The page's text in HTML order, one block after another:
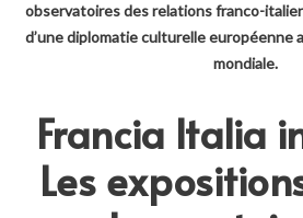
observatoires des relations franco-
d’une diplomatie culturelle européenne
mondiale.
Francia Italia
Les